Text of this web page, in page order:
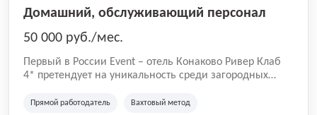
Домашний, обслуживающий персонал
50 000 руб./мес.
Первый в России Event – отель Конаково Ривер Клаб
4* претендует на уникальность среди загородных
возможностях для всех видов отдыха: Преимущества: -
Прямой работодатель Вахтовый метод